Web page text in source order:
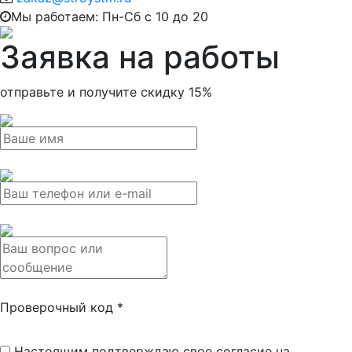
Мы работаем: Пн-Сб с 10 до 20
Заявка на работы
отправьте и получите скидку 15%
Проверочный код *